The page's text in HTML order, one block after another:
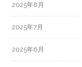
2025年8月
2025年7月
2025年6月